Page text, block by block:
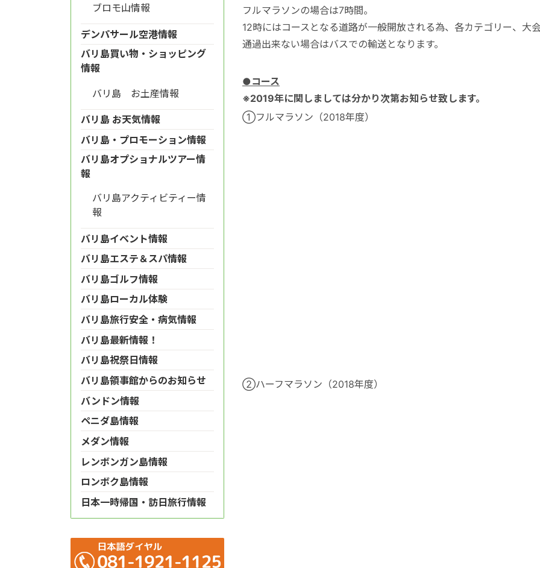
フルマラソンの場合は7時間。
12時にはコースとなる道路が一般開放される為、各カテゴリー、大
通過出来ない場合はバスでの輸送となります。
●コース
※2019年に関しましては分かり次第お知らせ致します。
①フルマラソン（2018年度）
②ハーフマラソン（2018年度）
ブロモ山情報
デンパサール空港情報
バリ島買い物・ショッピング
情報
バリ島 お土産情報
バリ島 お天気情報
バリ島・プロモーション情報
バリ島オプショナルツアー情
報
バリ島アクティビティー情
報
バリ島イベント情報
バリ島エステ＆スパ情報
バリ島ゴルフ情報
バリ島ローカル体験
バリ島旅行安全・病気情報
バリ島最新情報！
バリ島祝祭日情報
バリ島領事館からのお知らせ
バンドン情報
ペニダ島情報
メダン情報
レンボンガン島情報
ロンボク島情報
日本一時帰国・訪日旅行情報